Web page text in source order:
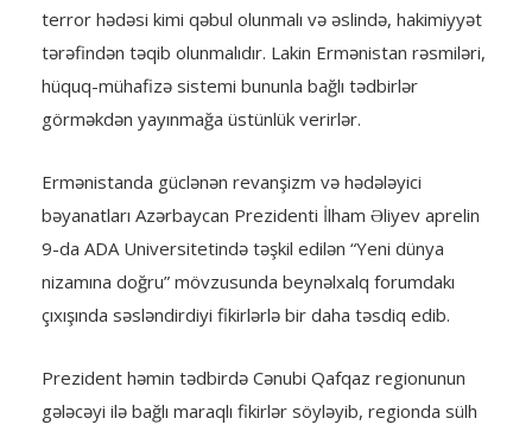
terror hədəsi kimi qəbul olunmalı və əslində, hakimiyyət
tərəfindən təqib olunmalıdır. Lakin Ermənistan rəsmiləri,
hüquq-mühafizə sistemi bununla bağlı tədbirlər
görməkdən yayınmağa üstünlük verirlər.
Ermənistanda güclənən revanşizm və hədələyici
bəyanatları Azərbaycan Prezidenti İlham Əliyev aprelin
9-da ADA Universitetində təşkil edilən “Yeni dünya
nizamına doğru” mövzusunda beynəlxalq forumdakı
çıxışında səsləndirdiyi fikirlərlə bir daha təsdiq edib.
Prezident həmin tədbirdə Cənubi Qafqaz regionunun
gələcəyi ilə bağlı maraqlı fikirlər söyləyib, regionda sülh